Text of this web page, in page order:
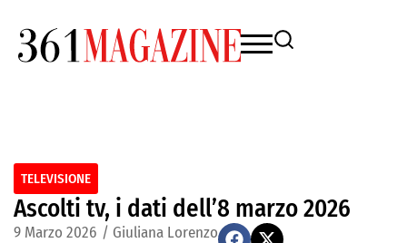
TELEVISIONE
Ascolti tv, i dati dell’8 marzo 2026
9 Marzo 2026 / Giuliana Lorenzo